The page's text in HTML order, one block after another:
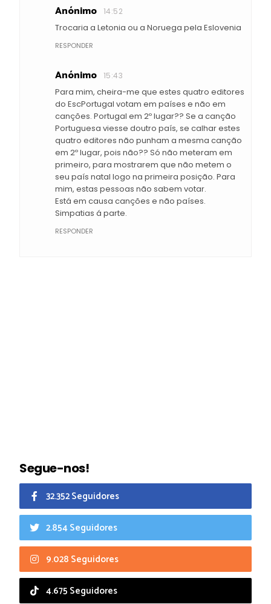
Anónimo 14:52
Trocaria a Letonia ou a Noruega pela Eslovenia
RESPONDER
Anónimo 15:43
Para mim, cheira-me que estes quatro editores
do EscPortugal votam em países e não em
canções. Portugal em 2º lugar?? Se a canção
Portuguesa viesse doutro país, se calhar estes
quatro editores não punham a mesma canção
em 2º lugar, pois não?? Só não meteram em
primeiro, para mostrarem que não metem o
seu país natal logo na primeira posição. Para
mim, estas pessoas não sabem votar.
Está em causa canções e não países.
Simpatias á parte.
RESPONDER
Segue-nos!
32.352 Seguidores
2.854 Seguidores
9.028 Seguidores
4.675 Seguidores